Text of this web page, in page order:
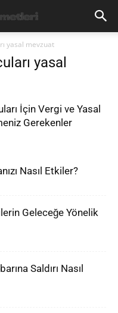
yasal mevzuat
yasal
İçin Vergi ve Yasal
Gerekenler
Nasıl Etkiler?
Geleceğe Yönelik
Saldırı Nasıl